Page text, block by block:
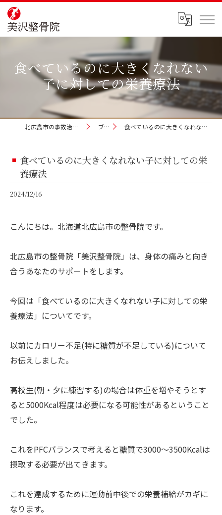
食べているのに大きくなれない
子に対しての栄養療法
北広島市の事故治療なら美沢整骨院 ブログ 食べているのに大きくなれない子に対しての栄養療法
食べているのに大きくなれない子に対しての栄
養療法
2024/12/16
こんにちは。北海道北広島市の整骨院です。
北広島市の整骨院「美沢整骨院」は、身体の痛みと向き
合うあなたのサポートをします。
今回は「食べているのに大きくなれない子に対しての栄
養療法」についてです。
以前にカロリー不足(特に糖質が不足している)について
お伝えしました。
高校生(朝・夕に練習する)の場合は体重を増やそうとす
ると5000Kcal程度は必要になる可能性があるということ
でした。
これをPFCバランスで考えると糖質で3000～3500Kcalは
摂取する必要が出てきます。
これを達成するために運動前中後での栄養補給がカギに
なります。